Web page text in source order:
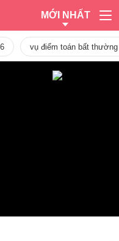
MỚI NHẤT
vụ điểm toán bất